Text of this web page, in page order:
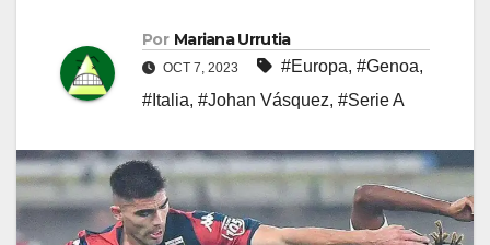
Por Mariana Urrutia
OCT 7, 2023 #Europa, #Genoa,
#Italia, #Johan Vásquez, #Serie A